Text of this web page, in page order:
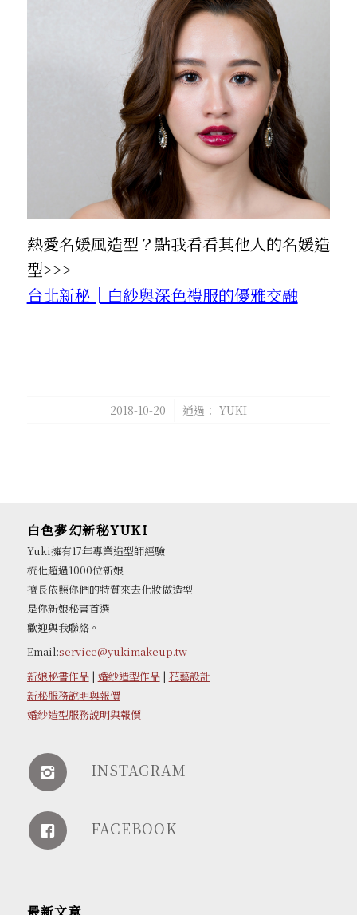
熱愛名媛風造型？點我看看其他人的名媛造
型>>>
台北新秘│白紗與深色禮服的優雅交融
2018-10-20
/ 通過： YUKI
白色夢幻新秘YUKI
Yuki擁有17年專業造型師經驗
梳化超過1000位新娘
擅長依照你們的特質來去化妝做造型
是你新娘秘書首選
歡迎與我聯絡。
Email:service@yukimakeup.tw
新娘秘書作品| 婚紗造型作品| 花藝設計
新秘服務說明與報價
婚紗造型服務說明與報價
INSTAGRAM
FACEBOOK
最新文章